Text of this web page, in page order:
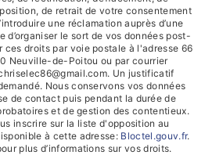
de retrait de votre consentement
une réclamation auprès d’une
d’organiser le sort de vos données post-
ces droits par voie postale à l'adresse 66
Neuville-de-Poitou ou par courrier
Un justificatif
Nous conservons vos données
de contact puis pendant la durée de
et de gestion des contentieux.
inscrire sur la liste d'opposition au
à cette adresse: Bloctel.gouv.fr.
plus d’informations sur vos droits.